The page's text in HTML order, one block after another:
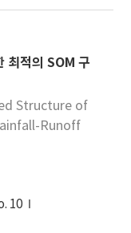
콘크리트 호안
대부분의 기
구조물로 시
다. 본 연구에서
근성이 좋으면
최적의 SOM 구
Structure of
Runoff
10